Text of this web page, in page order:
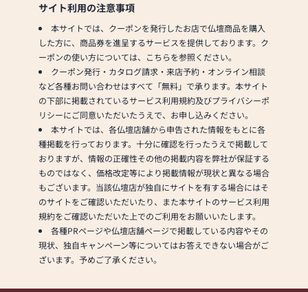
・お客様から一定の距離を
あけるよう努めています
・2～3時間ごとに窓やドア
を開けるなどして換気を行
っています
・1日1回以上、店内消毒を
行っています
・1日1回以上、商品消毒を
行っています
・短縮営業等によって営業
時間を調整しています
サイト利用の注意事項
本サイトでは、クーポンを発行したお店で仏壇商品を購入
した方に、商品券を進呈するサービスを提供しております。ク
ーポンの使い方については、こちらを参照ください。
クーポン発行・カタログ請求・来店予約・オンライン相談
など各種お問い合わせはすべて「無料」で承ります。本サイト
の下部に掲載されているサービス利用規約及びプライバシーポ
リシーにご同意いただいたうえで、お申し込みください。
本サイトでは、各仏壇店舗から申告された情報をもとに各
種掲載を行っております。十分に確認を行ったうえで掲載して
おりますが、情報の正確性その他の掲載内容を弊社が保証する
ものではなく、価格改定等により掲載情報が現状と異なる場合
もございます。当該仏壇店が独自にサイトを有する場合にはそ
のサイトをご確認いただいたり、また本サイトのサービス利用
規約をご確認いただいた上でのご利用をお願いいたします。
各種PRページや仏壇店舗ページで掲載している内容やその
現状、独自キャンペーン等についてはお答えできない場合がご
ざいます。予めご了承ください。